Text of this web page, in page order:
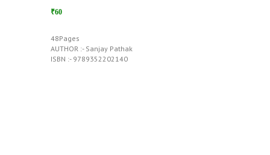
₹60
48Pages
AUTHOR :- Sanjay Pathak
ISBN :- 9789352202140